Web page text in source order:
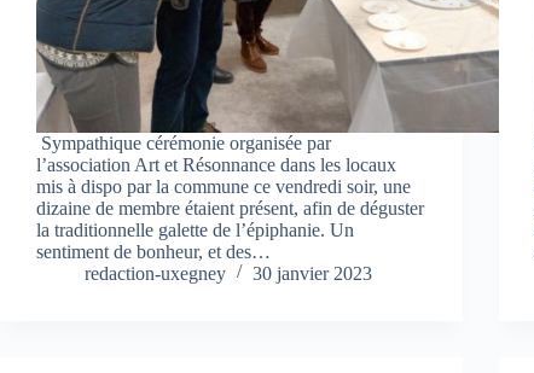
Sympathique cérémonie organisée par
l’association Art et Résonnance dans les locaux
mis à dispo par la commune ce vendredi soir, une
dizaine de membre étaient présent, afin de déguster
la traditionnelle galette de l’épiphanie. Un
sentiment de bonheur, et des…
redaction-uxegney
30 janvier 2023